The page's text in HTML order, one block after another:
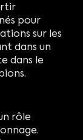
pour
sur les
dans un
dans le
rôle